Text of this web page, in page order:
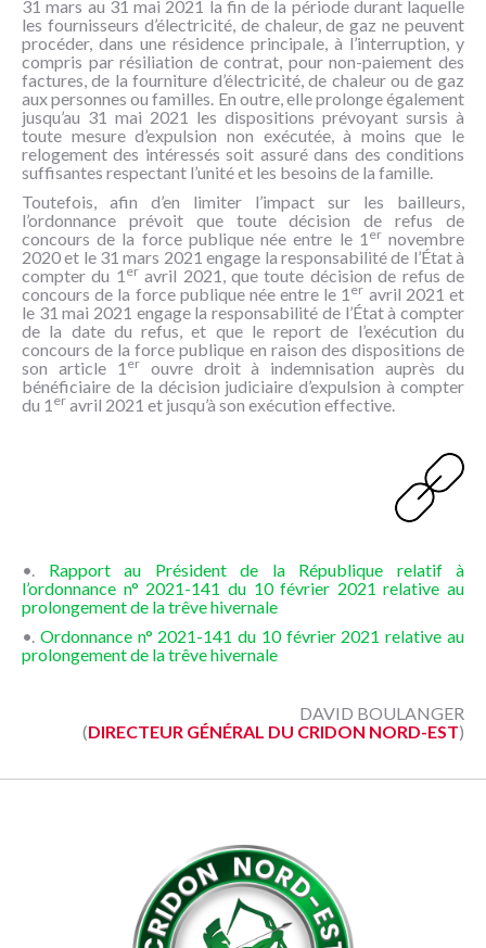
NOUS
CONNAÎTRE
CONTACT
31 mars au 31 mai 2021 la fin de la période durant laquelle
les fournisseurs d’électricité, de chaleur, de gaz ne peuvent
procéder, dans une résidence principale, à l’interruption, y
compris par résiliation de contrat, pour non-paiement des
factures, de la fourniture d’électricité, de chaleur ou de gaz
aux personnes ou familles. En outre, elle prolonge également
jusqu’au 31 mai 2021 les dispositions prévoyant sursis à
toute mesure d’expulsion non exécutée, à moins que le
relogement des intéressés soit assuré dans des conditions
suffisantes respectant l’unité et les besoins de la famille.
Toutefois, afin d’en limiter l’impact sur les bailleurs,
l’ordonnance prévoit que toute décision de refus de
concours de la force publique née entre le 1 ernovembre
2020 et le 31 mars 2021 engage la responsabilité de l’État à
compter du 1 eravril 2021, que toute décision de refus de
concours de la force publique née entre le 1 er avril 2021 et
le 31 mai 2021 engage la responsabilité de l’État à compter
de la date du refus, et que le report de l’exécution du
concours de la force publique en raison des dispositions de
son article 1 erouvre droit à indemnisation auprès du
bénéficiaire de la décision judiciaire d’expulsion à compter
du 1 er avril 2021 et jusqu’à son exécution effective.
•. Rapport au Président de la République relatif à
l’ordonnance n° 2021-141 du 10 février 2021 relative au
prolongement de la trêve hivernale
•. Ordonnance n° 2021-141 du 10 février 2021 relative au
prolongement de la trêve hivernale
DAVID BOULANGER
(DIRECTEUR GÉNÉRAL DU CRIDON NORD-EST)